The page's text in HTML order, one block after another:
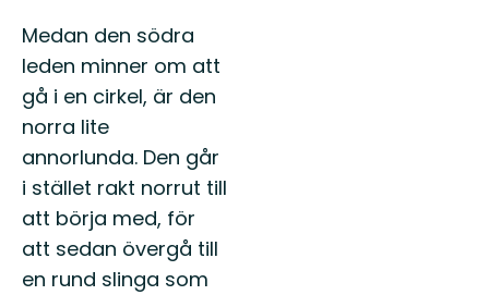
Medan den södra
leden minner om att
gå i en cirkel, är den
norra lite
annorlunda. Den går
i stället rakt norrut till
att börja med, för
att sedan övergå till
en rund slinga som